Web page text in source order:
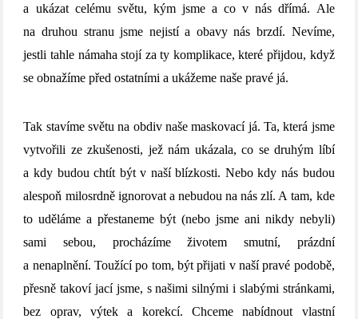
a ukázat celému světu, kým jsme a co v nás dřímá. Ale
na druhou stranu jsme nejistí a obavy nás brzdí. Nevíme,
jestli tahle námaha stojí za ty komplikace, které přijdou, když
se obnažíme před ostatními a ukážeme naše pravé já.
Tak stavíme světu na obdiv naše maskovací já. Ta, která jsme
vytvořili ze zkušenosti, jež nám ukázala, co se druhým líbí
a kdy budou chtít být v naší blízkosti. Nebo kdy nás budou
alespoň milosrdně ignorovat a nebudou na nás zlí. A tam, kde
to uděláme a přestaneme být (nebo jsme ani nikdy nebyli)
sami sebou, procházíme životem smutní, prázdní
a nenaplnění. Toužící po tom, být přijati v naší pravé podobě,
přesně takoví jací jsme, s našimi silnými i slabými stránkami,
bez oprav, výtek a korekcí. Chceme nabídnout vlastní